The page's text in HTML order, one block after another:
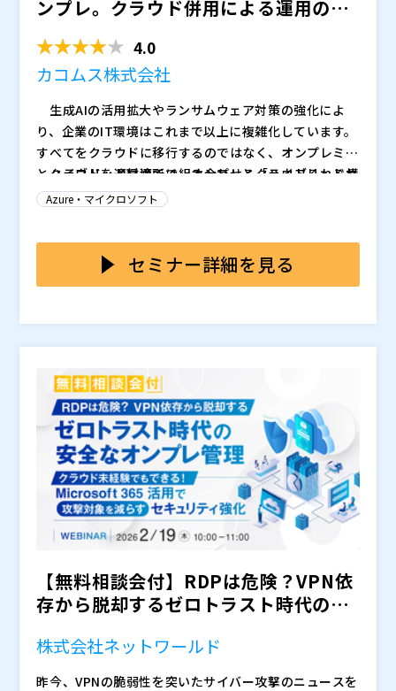
フォームにご記載ください ・弊社よりセミナー参加リ
ンクをお送りします（@orangeone.jpよりメールが届
きます） ・セミナー当日はお送りした参加リンクより
ご参加ください ※本セミナーはwebシステム「Micros
oft Teams」を利用して実施いたします ※セミナー中
チャットでのご質問が可能です ※インターネット環境
があればどこからでもご参加いただけます限定50名
（先着） ※競合他社様からのご参加はお断りさせてい
OrangeOne株式会社（
TD SYNNEX株式会社（）
マジセミ株式会社（）
※共催、協賛、協力、講演企業は将来的に追加、削除さ
れる可能性があります。
ンプレ。クラウド併用による運用の負
4.0
カコムス株式会社
生成AIの活用拡大やランサムウェア対策の強化によ
り、企業のIT環境はこれまで以上に複雑化しています。
すべてをクラウドに移行するのではなく、オンプレミス
とクラウドを適材適所で組み合わせる「ハイブリッド構
成」が一般化しつつあります。 一方で、既存オンプ
きか」という再検討が進んでいます。こうした背景の中
で、環境が分散することを前提とした運用設計が求めら
ハイブリッド環境では、オンプレとクラウドそれぞれ
で異なる監視ツールやログ管理が使われるケースが多
きか判断できない」といった状況に陥りやすくなりま
す。 また、ログが各サーバーに散在していることで
担も増大します。運用負荷の高さや属人化といった課題
は認識していても、日々の対応に追われ、根本的な改善
す。
Azure ArcおよびAzure Monitorを活用することで、オ
ンプレミスとクラウドのログ・監視を一元的に管理する
ることで、全体像を把握しながら迅速な判断・対応が可
能な運用へと転換するアプローチをご紹介します。あわ
用イメージについても具体的にお伝えします。 「ど
こから手を付ければよいか分からない」「全面移行は難
しいが改善したい」といった状況から、次の一歩を踏み
出すためのヒントを持ち帰っていただける内容です。
と感じている方 ・障害発生時に影響範囲や原因特定に
時間がかかっている方 ・オンプレとクラウドを併用し
進めたいが、全面移行に踏み切れない方 ・限られた人
数でインフラ運用を担い、負荷や属人化に課題を感じて
いる方
ダイワボウ情報システム株式会社（
日本マイクロソフト株式会社（）
マジセミ株式会社（ ）
※共催、協賛、協力、講演企業は将来的に追加、削除さ
れる可能性があります。
Azure・マイクロソフト
セミナー詳細を見る
【無料相談会付】RDPは危険？VPN依
存から脱却するゼロトラスト時代の安
株式会社ネットワールド
昨今、VPNの脆弱性を突いたサイバー攻撃のニュースを